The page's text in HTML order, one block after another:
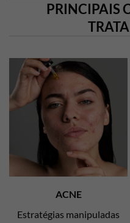
PRINCIPAIS
ACNE
Estratégias manipuladas